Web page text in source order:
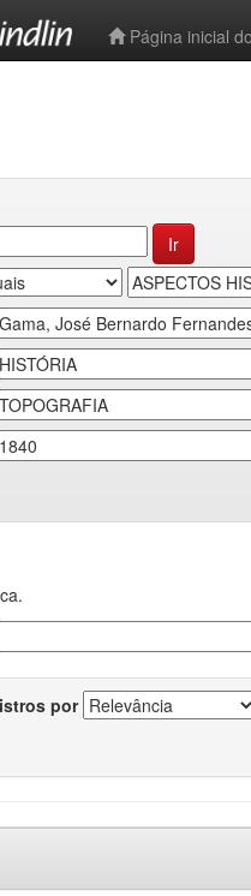
Página inicial
por